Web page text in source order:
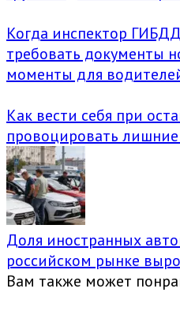
Когда инспектор
требовать документы
моменты для
Как вести себя при
провоцировать
Доля иностранных
российском рынке
Вам также может